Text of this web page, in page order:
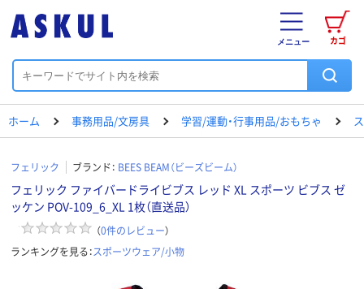
カゴ
メニュー
ホーム 事務用品/文房具 学習/運動・行事用品/おもちゃ
フェリック ブランド： BEES BEAM（ビーズビーム）
フェリック ファイバードライビブス レッド XL スポーツ ビブス ゼ
ッケン POV-109_6_XL 1枚（直送品）
（0件のレビュー）
ランキングを見る：スポーツウェア/小物